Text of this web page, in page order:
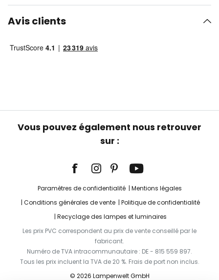
Avis clients
Vous pouvez également nous retrouver
sur :
Paramètres de confidentialité
Mentions légales
Conditions générales de vente
Politique de confidentialité
Recyclage des lampes et luminaires
Les prix PVC correspondent au prix de vente conseillé par le
fabricant.
Numéro de TVA intracommunautaire : DE - 815 559 897.
Tous les prix incluent la TVA de 20 %. Frais de port non inclus.
© 2026 Lampenwelt GmbH